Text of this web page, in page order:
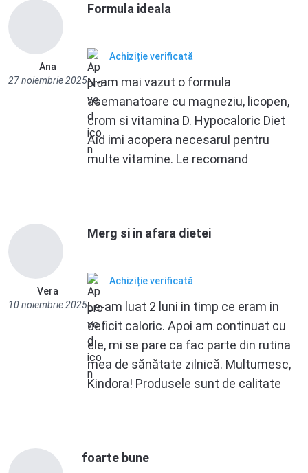
Ana
27 noiembrie 2025
Formula ideala
Achiziție verificată
N-am mai vazut o formula
asemanatoare cu magneziu, licopen,
crom si vitamina D. Hypocaloric Diet
Aid imi acopera necesarul pentru
multe vitamine. Le recomand
Vera
10 noiembrie 2025
Merg si in afara dietei
Achiziție verificată
Le-am luat 2 luni in timp ce eram in
deficit caloric. Apoi am continuat cu
ele, mi se pare ca fac parte din rutina
mea de sănătate zilnică. Multumesc,
Kindora! Produsele sunt de calitate
foarte bune